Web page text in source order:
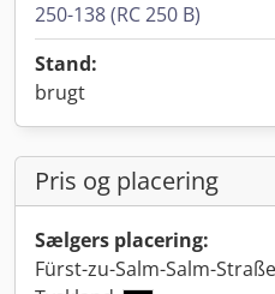
250-138 (RC 250 B)
Stand:
brugt
Pris og placering
Sælgers placering:
Fürst-zu-Salm-Salm-